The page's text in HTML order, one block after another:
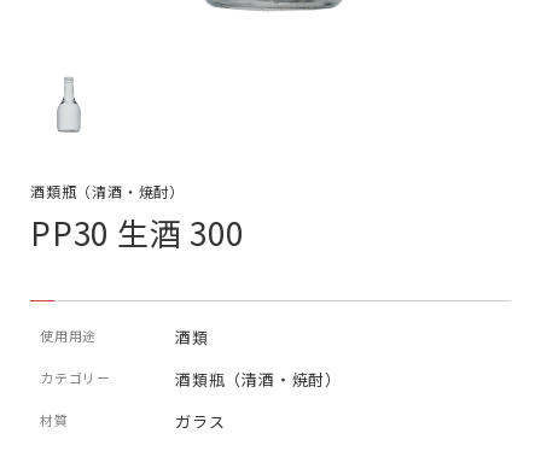
酒類瓶（清酒・焼酎）
PP30 生酒 300
使用用途 酒類
カテゴリー 酒類瓶（清酒・焼酎）
材質 ガラス